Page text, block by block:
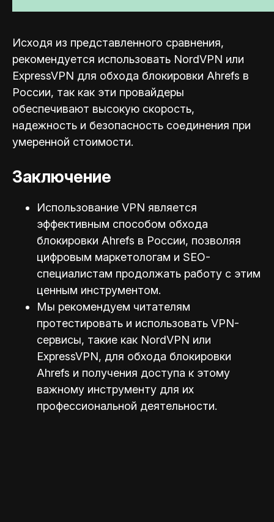
Исходя из представленного сравнения,
рекомендуется использовать NordVPN или
ExpressVPN для обхода блокировки Ahrefs в
России, так как эти провайдеры
обеспечивают высокую скорость,
надежность и безопасность соединения при
умеренной стоимости.
Заключение
Использование VPN является
эффективным способом обхода
блокировки Ahrefs в России, позволяя
цифровым маркетологам и SEO-
специалистам продолжать работу с этим
ценным инструментом.
Мы рекомендуем читателям
протестировать и использовать VPN-
сервисы, такие как NordVPN или
ExpressVPN, для обхода блокировки
Ahrefs и получения доступа к этому
важному инструменту для их
профессиональной деятельности.